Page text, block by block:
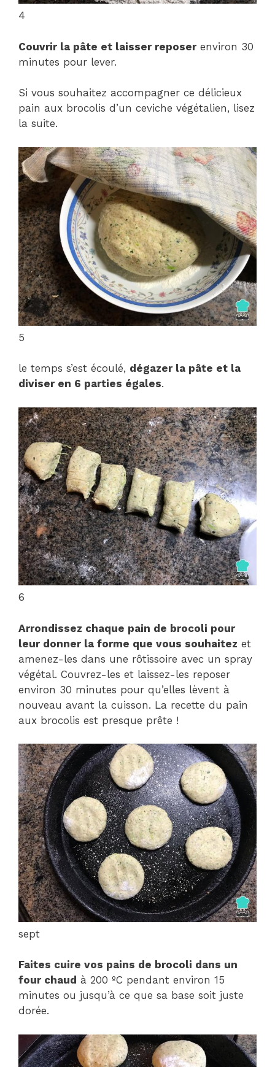
4
Couvrir la pâte et laisser reposerenviron 30
minutes pour lever.
Si vous souhaitez accompagner ce délicieux
pain aux brocolis d’un ceviche végétalien, lisez
la suite.
5
le temps s’est écoulé, dégazer la pâte et la
diviser en 6 parties égales.
6
Arrondissez chaque pain de brocoli pour
leur donner la forme que vous souhaitez et
amenez-les dans une rôtissoire avec un spray
végétal. Couvrez-les et laissez-les reposer
environ 30 minutes pour qu’elles lèvent à
nouveau avant la cuisson. La recette du pain
aux brocolis est presque prête !
sept
Faites cuire vos pains de brocoli dans un
four chaud à 200 ºC pendant environ 15
minutes ou jusqu’à ce que sa base soit juste
dorée.